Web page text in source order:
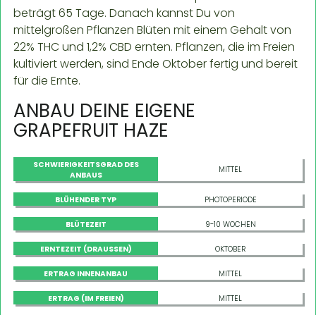
beträgt 65 Tage. Danach kannst Du von
mittelgroßen Pflanzen Blüten mit einem Gehalt von
22% THC und 1,2% CBD ernten. Pflanzen, die im Freien
kultiviert werden, sind Ende Oktober fertig und bereit
für die Ernte.
ANBAU DEINE EIGENE
GRAPEFRUIT HAZE
SCHWIERIGKEITSGRAD DES
ANBAUS
MITTEL
BLÜHENDER TYP PHOTOPERIODE
BLÜTEZEIT 9-10 WOCHEN
ERNTEZEIT (DRAUSSEN) OKTOBER
ERTRAG INNENANBAU MITTEL
ERTRAG (IM FREIEN) MITTEL